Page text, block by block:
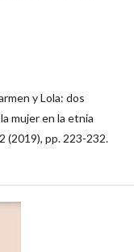
y Lola: dos
mujer en la etnia
(2019), pp. 223-232.